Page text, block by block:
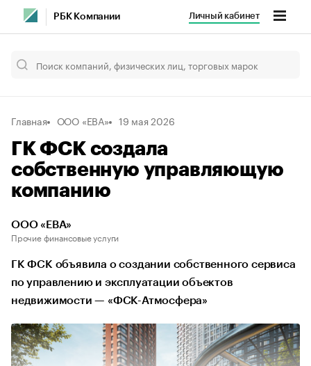
РБК Компании Личный кабинет
Главная ООО «ЕВА» 19 мая 2026
ГК ФСК создала
собственную управляющую
компанию
ООО «ЕВА»
Прочие финансовые услуги
ГК ФСК объявила о создании собственного сервиса
по управлению и эксплуатации объектов
недвижимости — «ФСК-Атмосфера»